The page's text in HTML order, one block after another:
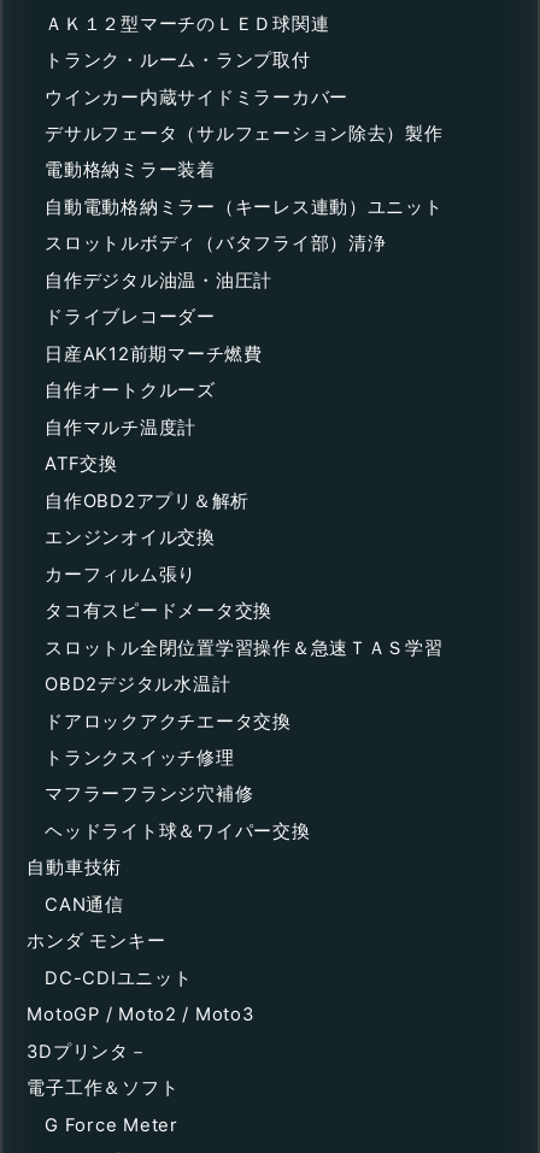
ＡＫ１２型マーチのＬＥＤ球関連
トランク・ルーム・ランプ取付
ウインカー内蔵サイドミラーカバー
デサルフェータ（サルフェーション除去）製作
電動格納ミラー装着
自動電動格納ミラー（キーレス連動）ユニット
スロットルボディ（バタフライ部）清浄
自作デジタル油温・油圧計
ドライブレコーダー
日産AK12前期マーチ燃費
自作オートクルーズ
自作マルチ温度計
ATF交換
自作OBD2アプリ＆解析
エンジンオイル交換
カーフィルム張り
タコ有スピードメータ交換
スロットル全閉位置学習操作＆急速ＴＡＳ学習
OBD2デジタル水温計
ドアロックアクチエータ交換
トランクスイッチ修理
マフラーフランジ穴補修
ヘッドライト球＆ワイパー交換
自動車技術
CAN通信
ホンダ モンキー
DC-CDIユニット
MotoGP / Moto2 / Moto3
3Dプリンタ－
電子工作＆ソフト
G Force Meter